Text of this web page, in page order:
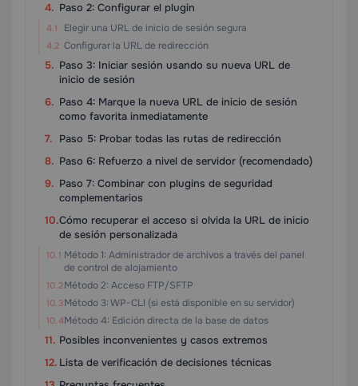
Paso 2: Configurar el plugin
Elegir una URL de inicio de sesión segura
Configurar la URL de redirección
Paso 3: Iniciar sesión usando su nueva URL de
inicio de sesión
Paso 4: Marque la nueva URL de inicio de sesión
como favorita inmediatamente
Paso 5: Probar todas las rutas de redirección
Paso 6: Refuerzo a nivel de servidor (recomendado)
Paso 7: Combinar con plugins de seguridad
complementarios
Cómo recuperar el acceso si olvida la URL de inicio
de sesión personalizada
Método 1: Administrador de archivos a través del panel
de control de alojamiento
Método 2: Acceso FTP/SFTP
Método 3: WP-CLI (si está disponible en su servidor)
Método 4: Edición directa de la base de datos
Posibles inconvenientes y casos extremos
Lista de verificación de decisiones técnicas